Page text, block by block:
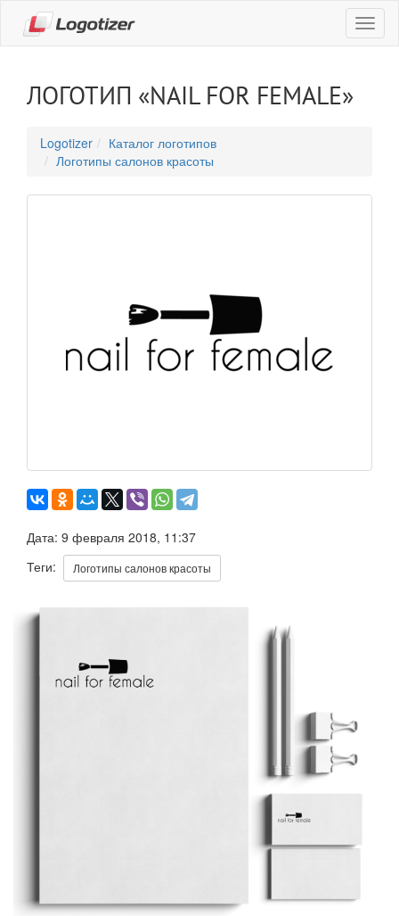
ЛОГОТИП «NAIL FOR FEMALE»
Logotizer
Каталог логотипов
Логотипы салонов красоты
Дата: 9 февраля 2018, 11:37
Теги:
Логотипы салонов красоты